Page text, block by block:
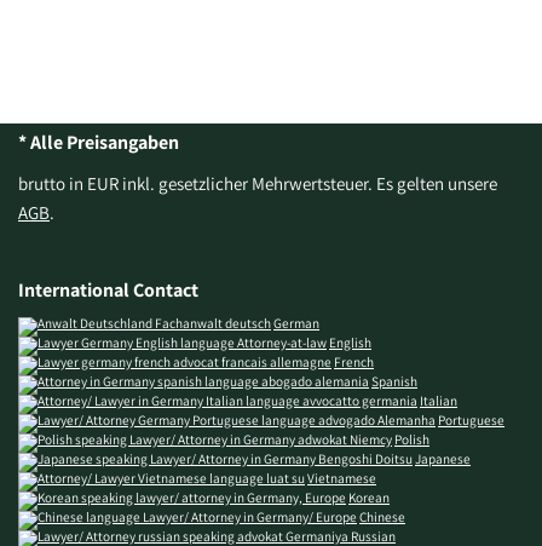
* Alle Preisangaben
brutto in EUR inkl. gesetzlicher Mehrwertsteuer. Es gelten unsere
AGB.
International Contact
German
English
French
Spanish
Italian
Portuguese
Polish
Japanese
Vietnamese
Korean
Chinese
Russian